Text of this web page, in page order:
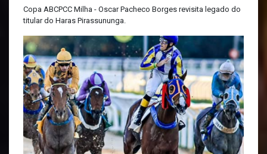
Copa ABCPCC Milha - Oscar Pacheco Borges revisita legado do
titular do Haras Pirassununga.